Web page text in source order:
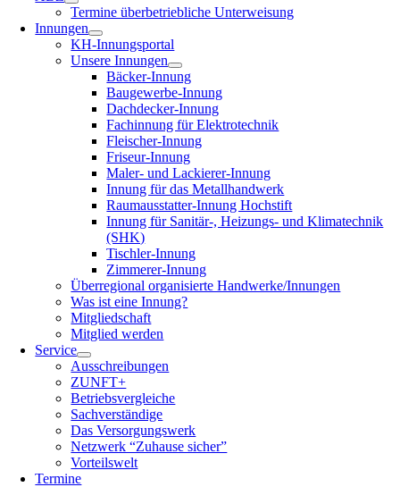
Termine überbetriebliche Unterweisung
Innungen
KH-Innungsportal
Unsere Innungen
Bäcker-Innung
Baugewerbe-Innung
Dachdecker-Innung
Fachinnung für Elektrotechnik
Fleischer-Innung
Friseur-Innung
Maler- und Lackierer-Innung
Innung für das Metallhandwerk
Raumausstatter-Innung Hochstift
Innung für Sanitär-, Heizungs- und Klimatechnik
(SHK)
Tischler-Innung
Zimmerer-Innung
Überregional organisierte Handwerke/Innungen
Was ist eine Innung?
Mitgliedschaft
Mitglied werden
Service
Ausschreibungen
ZUNFT+
Betriebsvergleiche
Sachverständige
Das Versorgungswerk
Netzwerk “Zuhause sicher”
Vorteilswelt
Termine